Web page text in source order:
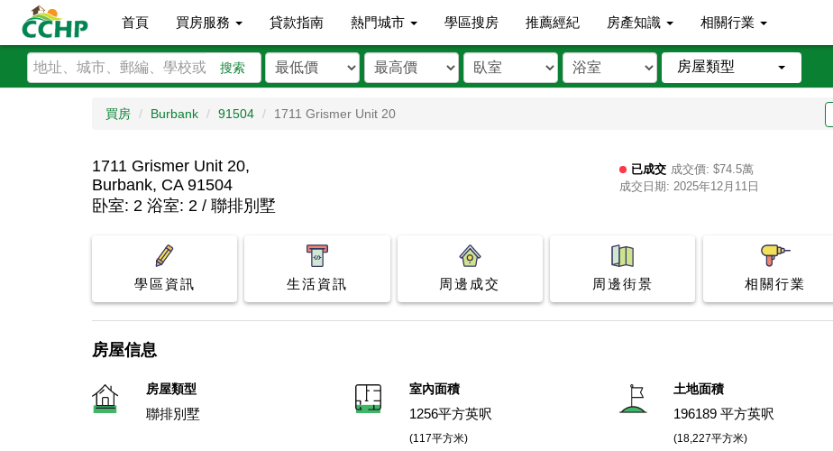
首頁 買房服務 貸款指南 熱門城市 學區搜房 推薦經紀 房產知識 相關行業
搜索 房屋類型
買房 Burbank 91504 1711 Grismer Unit 20
1711 Grismer Unit 20,
Burbank, CA 91504
已成交 成交價: $74.5萬
成交日期: 2025年12月11日
卧室: 2 浴室: 2 / 聯排別墅
學區資訊 生活資訊 周邊成交 周邊街景 相關行業
房屋信息
房屋類型
聯排別墅
室內面積
1256平方英呎
(117平方米)
土地面積
196189 平方英呎
(18,227平方米)